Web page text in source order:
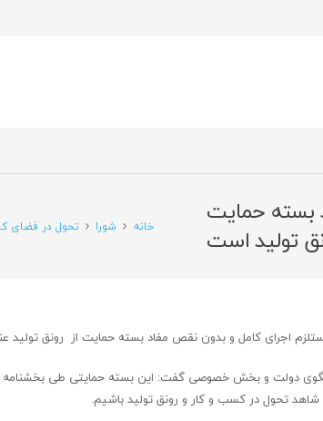
بسته حمایت
تولید است خانه شورا تحول در فضای
اجرای کامل و بدون نقص مفاد بسته حمایت از رونق تولید
شاهد تحول در کسب و کار و رونق تولید باشیم.